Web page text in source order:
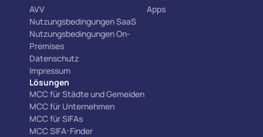
AVV
Nutzungsbedingungen SaaS
Nutzungsbedingungen On-
Premises
Datenschutz
Impressum
Apps
Lösungen
MCC für Städte und Gemeiden
MCC für Unternehmen
MCC für SIFAs
MCC SIFA-Finder